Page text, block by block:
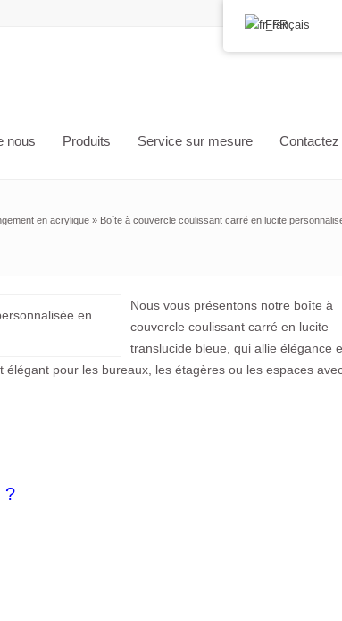
nous Produits Service sur mesure Contactez
en acrylique » Boîte à couvercle coulissant carré en lucite
Nous vous présentons notre boîte à
couvercle coulissant carré en lucite
translucide bleue, qui allie élégance
pour les bureaux, les étagères ou les espaces
?
Français